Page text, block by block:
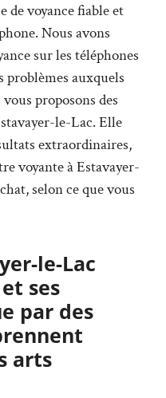
de voyance fiable et
Nous avons
sur les téléphones
problèmes auxquels
proposons des
le-Lac. Elle
extraordinaires,
voyante à Estavayer-
selon ce que vous
le-Lac
ses
par des
arts